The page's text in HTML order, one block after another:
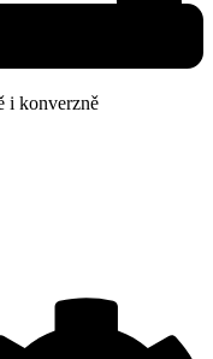
i konverzně